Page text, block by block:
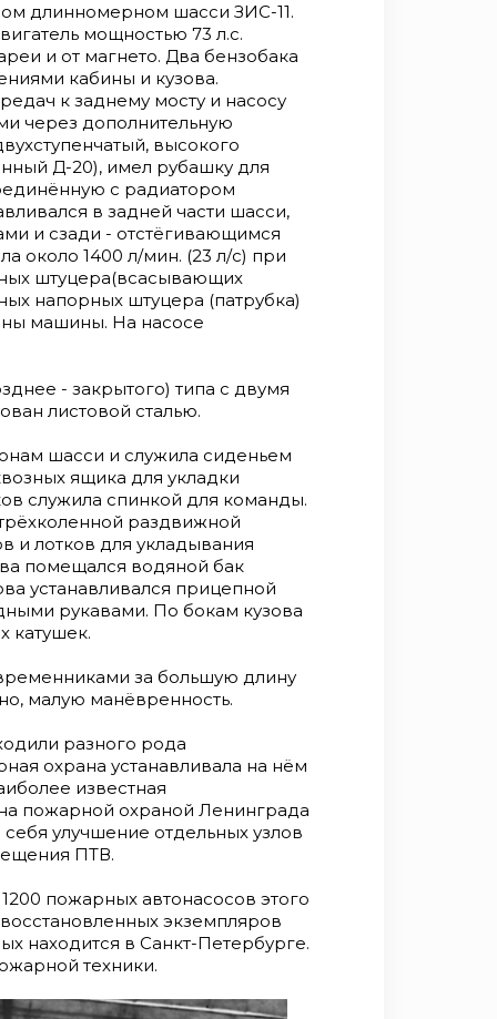
и сзади - отстёгивающимся
около 1400 л/мин. (23 л/с) при
штуцера(всасывающих
напорных штуцера
стороны машины. На
Кабина водителя
типа с двумя дверьми. Каркас
Нижняя часть кузова
сиденьем для команды. Под
пожарного
для команды. На ней
раздвижной лестницы,
укладывания всасывающих
водяной бак первой помощи
прицепной крюк для
за большую длину (с рукавной
Пожарные
на нём
известная
пожарной охраной
в себя улучшение
размещения ПТВ. За
пожарных автонасосов этого
экземпляров
находится в Санкт-
показах пожарной техники.
Петербурга. Фото
пожарной техники
длинномерном шасси ЗИС-11.
мощностью 73 л.с.
и от магнето. Два бензобака
кабины и кузова.
к заднему мосту и насосу
через дополнительную
высокого
Д-20), имел рубашку для
с радиатором
в задней части шасси,
и сзади - отстёгивающимся
около 1400 л/мин. (23 л/с) при
штуцера(всасывающих
напорных штуцера (патрубка)
машины. На насосе
- закрытого) типа с двумя
листовой сталью.
шасси и служила сиденьем
ящика для укладки
служила спинкой для команды.
раздвижной
и лотков для укладывания
помещался водяной бак
устанавливался прицепной
рукавами. По бокам кузова
катушек.
за большую длину
малую манёвренность.
разного рода
охрана устанавливала на нём
известная
пожарной охраной Ленинграда
улучшение отдельных узлов
ПТВ.
пожарных автонасосов этого
экземпляров
находится в Санкт-Петербурге.
техники.